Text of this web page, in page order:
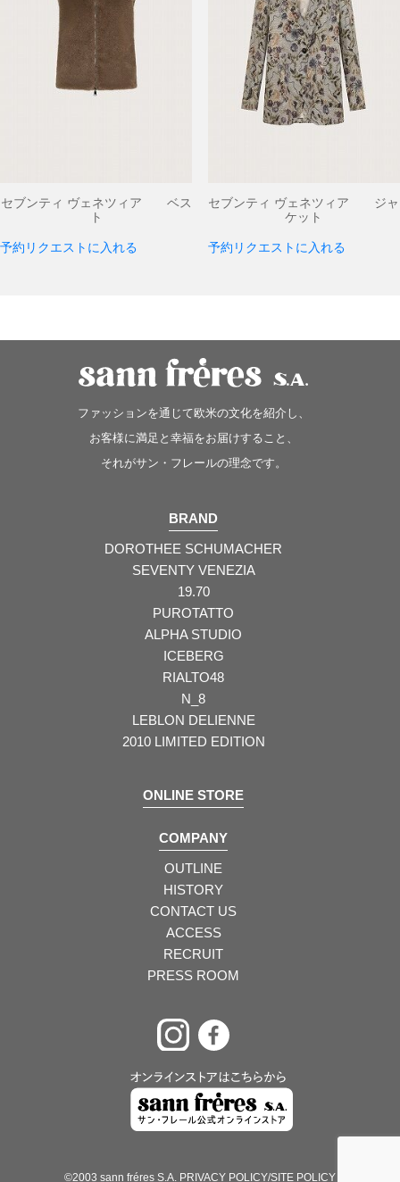
セブンティ ヴェネツィア ベス
ト
予約リクエストに入れる
セブンティ ヴェネツィア ジャ
ケット
予約リクエストに入れる
ファッションを通じて欧米の文化を紹介し、
お客様に満足と幸福をお届けすること、
それがサン・フレールの理念です。
BRAND
DOROTHEE SCHUMACHER
SEVENTY VENEZIA
19.70
PUROTATTO
ALPHA STUDIO
ICEBERG
RIALTO48
N_8
LEBLON DELIENNE
2010 LIMITED EDITION
ONLINE STORE
COMPANY
OUTLINE
HISTORY
CONTACT US
ACCESS
RECRUIT
PRESS ROOM
©2003 sann fréres S.A. PRIVACY POLICY/SITE POLICY